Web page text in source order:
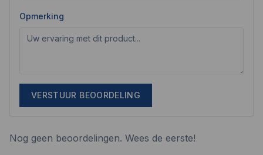
Opmerking
VERSTUUR BEOORDELING
Nog geen beoordelingen. Wees de eerste!